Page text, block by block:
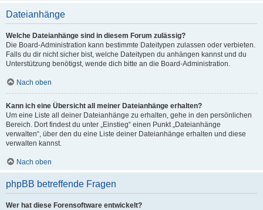
Dateianhänge
Welche Dateianhänge sind in diesem Forum zulässig?
Die Board-Administration kann bestimmte Dateitypen zulassen oder verbieten.
Falls du dir nicht sicher bist, welche Dateitypen du anhängen kannst und du
Unterstützung benötigst, wende dich bitte an die Board-Administration.
Nach oben
Kann ich eine Übersicht all meiner Dateianhänge erhalten?
Um eine Liste all deiner Dateianhänge zu erhalten, gehe in den persönlichen
Bereich. Dort findest du unter „Einstieg“ einen Punkt „Dateianhänge
verwalten“, über den du eine Liste deiner Dateianhänge erhalten und diese
verwalten kannst.
Nach oben
phpBB betreffende Fragen
Wer hat diese Forensoftware entwickelt?